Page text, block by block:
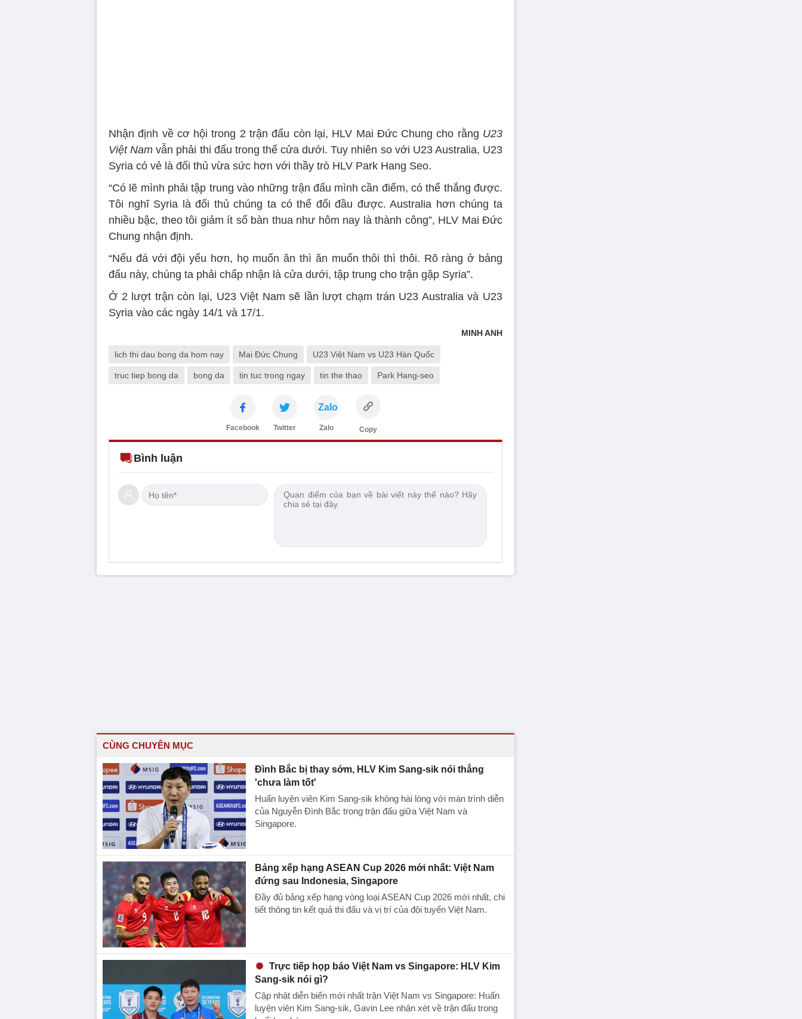
Nhận định về cơ hội trong 2 trận đấu còn lại, HLV Mai Đức Chung cho rằng U23
Việt Nam vẫn phải thi đấu trong thế cửa dưới. Tuy nhiên so với U23 Australia, U23
Syria có vẻ là đối thủ vừa sức hơn với thầy trò HLV Park Hang Seo.
“Có lẽ mình phải tập trung vào những trận đấu mình cần điểm, có thể thắng được.
Tôi nghĩ Syria là đối thủ chúng ta có thể đối đầu được. Australia hơn chúng ta
nhiều bậc, theo tôi giảm ít số bàn thua như hôm nay là thành công”, HLV Mai Đức
Chung nhận định.
“Nếu đá với đội yếu hơn, họ muốn ăn thì ăn muốn thôi thì thôi. Rõ ràng ở bảng
đấu này, chúng ta phải chấp nhận là cửa dưới, tập trung cho trận gặp Syria”.
Ở 2 lượt trận còn lại, U23 Việt Nam sẽ lần lượt chạm trán U23 Australia và U23
Syria vào các ngày 14/1 và 17/1.
MINH ANH
lich thi dau bong da hom nay Mai Đức Chung U23 Việt Nam vs U23 Hàn Quốc
truc tiep bong da bong da tin tuc trong ngay tin the thao Park Hang-seo
Facebook Twitter
Zalo
Zalo Copy
Bình luận
CÙNG CHUYÊN MỤC
Đình Bắc bị thay sớm, HLV Kim Sang-sik nói thẳng
'chưa làm tốt'
Huấn luyện viên Kim Sang-sik không hài lòng với màn trình diễn
của Nguyễn Đình Bắc trong trận đấu giữa Việt Nam và
Singapore.
Bảng xếp hạng ASEAN Cup 2026 mới nhất: Việt Nam
đứng sau Indonesia, Singapore
Đầy đủ bảng xếp hạng vòng loại ASEAN Cup 2026 mới nhất, chi
tiết thông tin kết quả thi đấu và vị trí của đội tuyển Việt Nam.
Trực tiếp họp báo Việt Nam vs Singapore: HLV Kim
Sang-sik nói gì?
Cập nhật diễn biến mới nhất trận Việt Nam vs Singapore: Huấn
luyện viên Kim Sang-sik, Gavin Lee nhận xét về trận đấu trong